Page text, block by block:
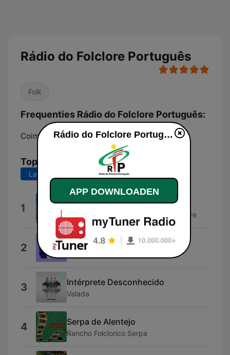
Rádio do Folclore Português
Folk
Frequenties Rádio do Folclore Português:
Coimbra: Online
Top nummers
Laatste 7 dagen Laatste 30 dagen
1 Chula
Grupo Folclórico Santa Maria de Moure
2 Lena
3 Intérprete Desconhecido
Valada
4 Serpa de Alentejo
Rancho Folclorico Serpa
Rádio do Folclore Português live luisteren
APP DOWNLOADEN